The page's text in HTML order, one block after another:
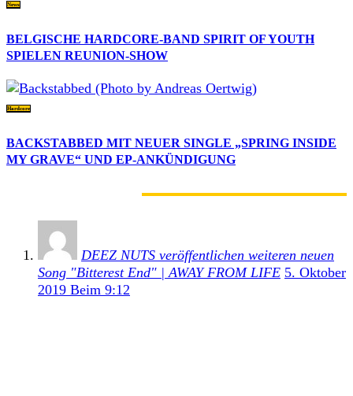
News
BELGISCHE HARDCORE-BAND SPIRIT OF YOUTH
SPIELEN REUNION-SHOW
Hardcore
BACKSTABBED MIT NEUER SINGLE „SPRING INSIDE
MY GRAVE“ UND EP-ANKÜNDIGUNG
DEEZ NUTS veröffentlichen weiteren neuen
Song "Bitterest End" | AWAY FROM LIFE 5. Oktober
2019 Beim 9:12